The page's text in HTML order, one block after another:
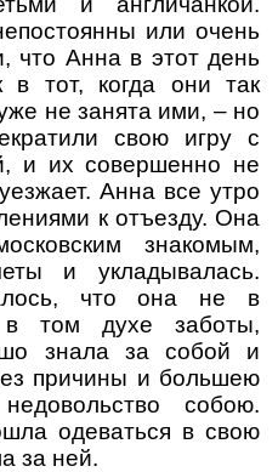
или очень
что Анна в этот день
в тот, когда они так
не занята ими, – но
свою игру с
и их совершенно не
Анна все утро
к отъезду. Она
знакомым,
и укладывалась.
что она не в
том духе заботы,
знала за собой и
причины и большею
собою.
одеваться в свою
за ней.